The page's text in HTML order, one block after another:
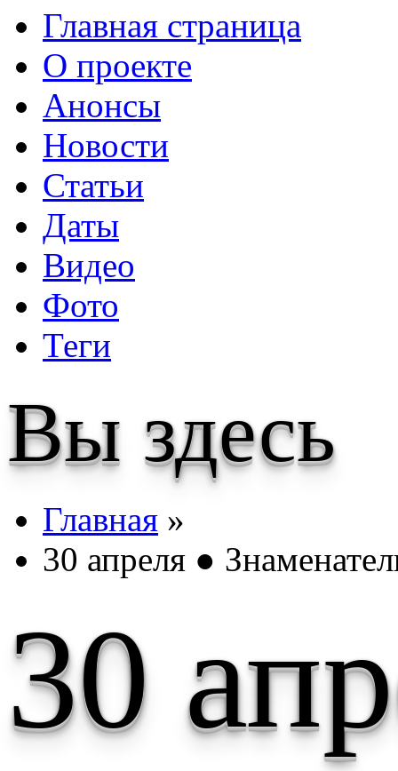
Главная страница
О проекте
Анонсы
Новости
Статьи
Даты
Видео
Фото
Теги
Вы здесь
Главная »
30 апреля ●
30